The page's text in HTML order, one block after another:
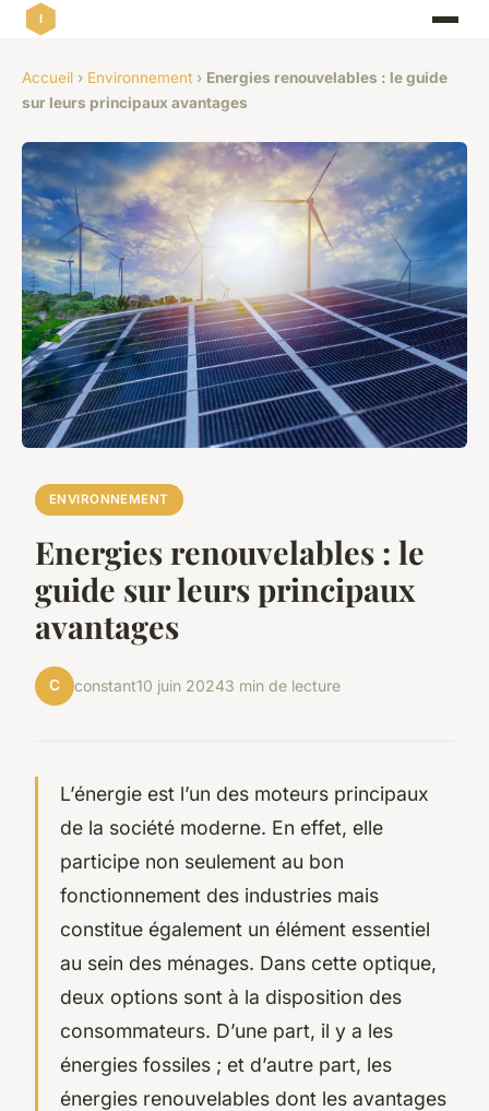
Accueil › Environnement › Energies renouvelables : le guide
sur leurs principaux avantages
ENVIRONNEMENT
Energies renouvelables : le
guide sur leurs principaux
avantages
C constant10 juin 20243 min de lecture
L’énergie est l’un des moteurs principaux
de la société moderne. En effet, elle
participe non seulement au bon
fonctionnement des industries mais
constitue également un élément essentiel
au sein des ménages. Dans cette optique,
deux options sont à la disposition des
consommateurs. D’une part, il y a les
énergies fossiles ; et d’autre part, les
énergies renouvelables dont les avantages